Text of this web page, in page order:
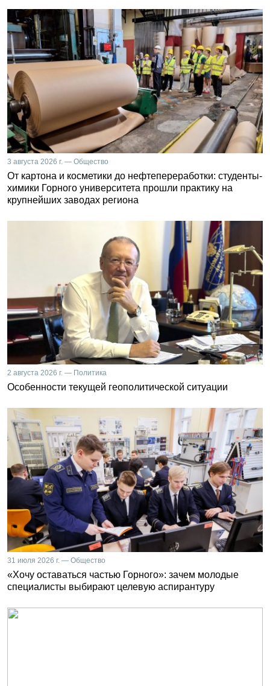
3 августа 2026 г. — Общество
От картона и косметики до нефтепереработки: студенты-
химики Горного университета прошли практику на
крупнейших заводах региона
2 августа 2026 г. — Политика
Особенности текущей геополитической ситуации
31 июля 2026 г. — Общество
«Хочу оставаться частью Горного»: зачем молодые
специалисты выбирают целевую аспирантуру